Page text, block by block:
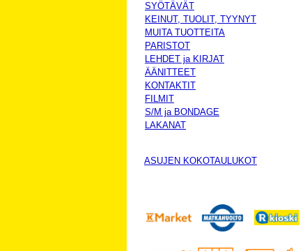
SYÖTÄVÄT
KEINUT, TUOLIT, TYYNYT
MUITA TUOTTEITA
PARISTOT
LEHDET ja KIRJAT
ÄÄNITTEET
KONTAKTIT
FILMIT
S/M ja BONDAGE
LAKANAT
ASUJEN KOKOTAULUKOT